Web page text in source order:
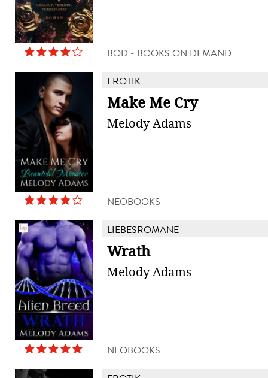
BOD - BOOKS ON DEMAND
EROTIK
Make Me Cry
Melody Adams
NEOBOOKS
LIEBESROMANE
Wrath
Melody Adams
NEOBOOKS